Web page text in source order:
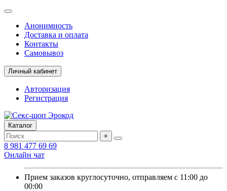
Анонимность
Доставка и оплата
Контакты
Самовывоз
Личный кабинет
Авторизация
Регистрация
Каталог
×
8 981 477 69 69
Онлайн чат
Прием заказов круглосуточно, отправляем с 11:00 до
00:00